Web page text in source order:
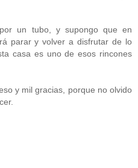
un tubo, y supongo que en
parar y volver a disfrutar de lo
casa es uno de esos rincones
y mil gracias, porque no olvido